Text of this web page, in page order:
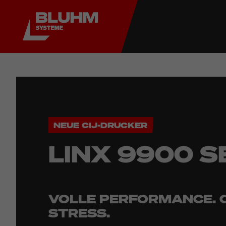
NEUE CIJ-DRUCKER
LINX 9900
VOLLE PERFORMANCE.
STRESS.